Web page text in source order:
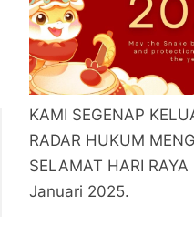
KAMI SEGENAP
RADAR HUKUM
SELAMAT HARI
Januari 2025.